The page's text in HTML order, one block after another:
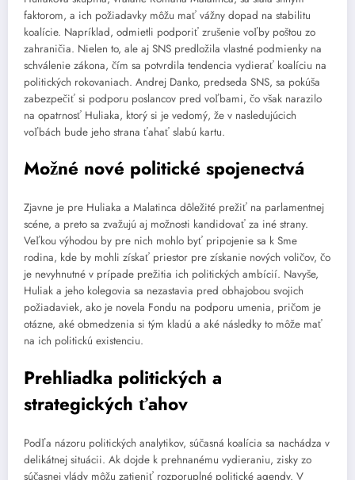
faktorom, a ich požiadavky môžu mať vážny dopad na stabilitu
koalície. Napríklad, odmietli podporiť zrušenie voľby poštou zo
zahraničia. Nielen to, ale aj SNS predložila vlastné podmienky na
schválenie zákona, čím sa potvrdila tendencia vydierať koalíciu na
politických rokovaniach. Andrej Danko, predseda SNS, sa pokúša
zabezpečiť si podporu poslancov pred voľbami, čo však narazilo
na opatrnosť Huliaka, ktorý si je vedomý, že v nasledujúcich
voľbách bude jeho strana ťahať slabú kartu.
Možné nové politické spojenectvá
Zjavne je pre Huliaka a Malatinca dôležité prežiť na parlamentnej
scéne, a preto sa zvažujú aj možnosti kandidovať za iné strany.
Veľkou výhodou by pre nich mohlo byť pripojenie sa k Sme
rodina, kde by mohli získať priestor pre získanie nových voličov, čo
je nevyhnutné v prípade prežitia ich politických ambícií. Navyše,
Huliak a jeho kolegovia sa nezastavia pred obhajobou svojich
požiadaviek, ako je novela Fondu na podporu umenia, pričom je
otázne, aké obmedzenia si tým kladú a aké následky to môže mať
na ich politickú existenciu.
Prehliadka politických a
strategických ťahov
Podľa názoru politických analytikov, súčasná koalícia sa nachádza v
delikátnej situácii. Ak dojde k prehnanému vydieraniu, zisky zo
súčasnej vlády môžu zatieniť rozporuplné politické agendy. V